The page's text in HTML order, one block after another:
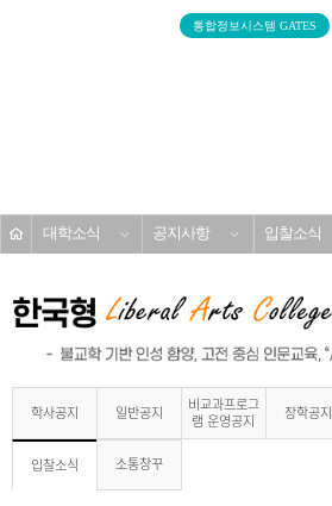
통합정보시스템 GATES
대학소식 공지사항 입찰소식
학사공지 일반공지
비교과프로그
램 운영공지
장학공지
입찰소식 소통창꾸